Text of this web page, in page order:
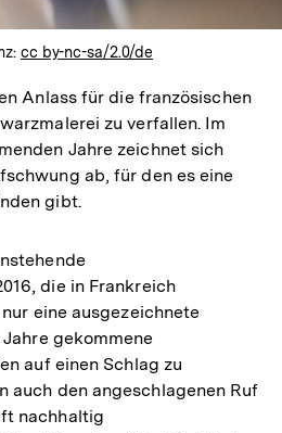
cc by-nc-sa/2.0/de
Anlass für die französischen
zu verfallen. Im
Jahre zeichnet sich
ab, für den es eine
gibt.
die in Frankreich
eine ausgezeichnete
gekommene
auf einen Schlag zu
auch den angeschlagenen Ruf
nachhaltig